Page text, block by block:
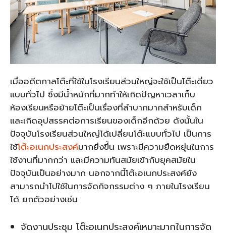
เมื่ออดีตกาลโต๊ะที่ใช้ในโรงเรียนส่วนใหญ่จะใช้เป็นโต๊ะเดี่ยว
แบบทั่วไป ซึ่งมีน้ำหนักที่มากทำให้เกิดปัญหาเวลาเก็บ
ห้องเรียนหรือย้ายโต๊ะเป็นเรื่องที่ลำบากมากสำหรับเด็ก
และเกิดอุปสรรคต่อการเรียนของเด็กอีกด้วย ดังนั้นใน
ปัจจุบันโรงเรียนส่วนใหญ่ได้เปลี่ยนโต๊ะแบบทั่วไป เป็นการ
ใช้โต๊ะอเนกประสงค์มากยิ่งขึ้น เพราะมีความยืดหยุ่นในการ
ใช้งานที่มากกว่า และมีความทันสมัยเข้ากับยุคสมัยใน
ปัจจุบันเป็นอย่างมาก นอกจากนี้โต๊ะอเนกประสงค์ยัง
สามารถนำไปใช้ในการจัดกิจกรรมต่าง ๆ ภายในโรงเรียน
ได้ ยกตัวอย่างเช่น
จัดงานประชุม โต๊ะอเนกประสงค์เหมาะมากในการจัด